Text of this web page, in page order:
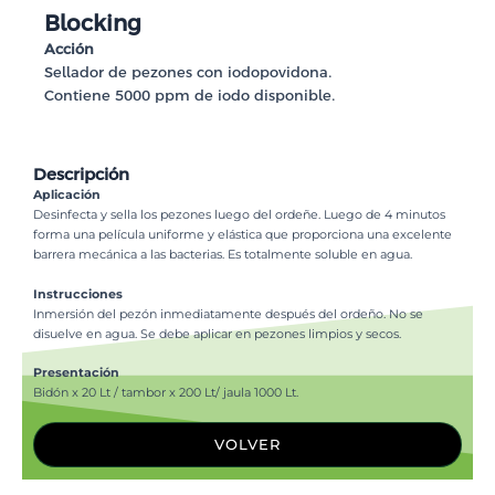
Blocking
Acción
Sellador de pezones con iodopovidona.
Contiene 5000 ppm de iodo disponible.
Descripción
Aplicación
Desinfecta y sella los pezones luego del ordeñe. Luego de 4 minutos
forma una película uniforme y elástica que proporciona una excelente
barrera mecánica a las bacterias. Es totalmente soluble en agua.
Instrucciones
Inmersión del pezón inmediatamente después del ordeño. No se
disuelve en agua. Se debe aplicar en pezones limpios y secos.
Presentación
Bidón x 20 Lt / tambor x 200 Lt/ jaula 1000 Lt.
VOLVER